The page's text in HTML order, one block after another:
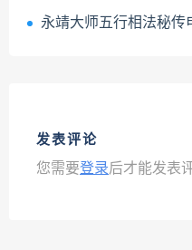
永靖大师五行相法秘
发表评论
您需要登录后才能发表